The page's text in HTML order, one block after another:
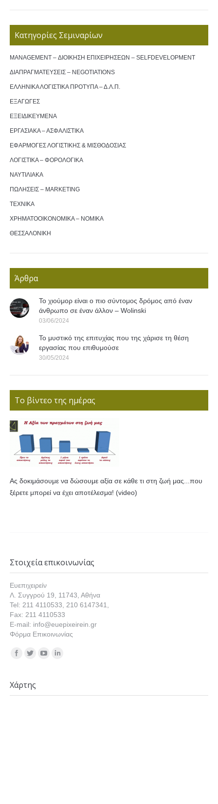
Κατηγορίες Σεμιναρίων
MANAGEMENT – ΔΙΟΙΚΗΣΗ ΕΠΙΧΕΙΡΗΣΕΩΝ – SELFDEVELOPMENT
ΔΙΑΠΡΑΓΜΑΤΕΥΣΕΙΣ – NEGOTIATIONS
ΕΛΛΗΝΙΚΑ ΛΟΓΙΣΤΙΚΑ ΠΡΟΤΥΠΑ – Δ.Λ.Π.
ΕΞΑΓΩΓΕΣ
ΕΞΕΙΔΙΚΕΥΜΕΝΑ
ΕΡΓΑΣΙΑΚΑ – ΑΣΦΑΛΙΣΤΙΚΑ
ΕΦΑΡΜΟΓΕΣ ΛΟΓΙΣΤΙΚΗΣ & ΜΙΣΘΟΔΟΣΙΑΣ
ΛΟΓΙΣΤΙΚΑ – ΦΟΡΟΛΟΓΙΚΑ
ΝΑΥΤΙΛΙΑΚΑ
ΠΩΛΗΣΕΙΣ – MARKETING
ΤΕΧΝΙΚΑ
ΧΡΗΜΑΤΟΟΙΚΟΝΟΜΙΚΑ – ΝΟΜΙΚΑ
ΘΕΣΣΑΛΟΝΙΚΗ
Άρθρα
Το χιούμορ είναι ο πιο σύντομος δρόμος από έναν
άνθρωπο σε έναν άλλον – Wolinski
03/06/2024
Το μυστικό της επιτυχίας που της χάρισε τη θέση
εργασίας που επιθυμούσε
30/05/2024
Το βίντεο της ημέρας
Ας δοκιμάσουμε να δώσουμε αξία σε κάθε τι στη ζωή μας...που
ξέρετε μπορεί να έχει αποτέλεσμα! (video)
Στοιχεία επικοινωνίας
Ευεπιχειρείν
Λ. Συγγρού 19, 11743, Αθήνα
Tel: 211 4110533, 210 6147341,
Fax: 211 4110533
E-mail: info@euepixeirein.gr
Φόρμα Επικοινωνίας
Find us on:
Χάρτης